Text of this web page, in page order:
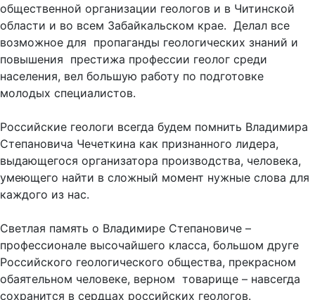
общественной организации геологов и в Читинской
области и во всем Забайкальском крае. Делал все
возможное для пропаганды геологических знаний и
повышения престижа профессии геолог среди
населения, вел большую работу по подготовке
молодых специалистов.
Российские геологи всегда будем помнить Владимира
Степановича Чечеткина как признанного лидера,
выдающегося организатора производства, человека,
умеющего найти в сложный момент нужные слова для
каждого из нас.
Светлая память о Владимире Степановиче –
профессионале высочайшего класса, большом друге
Российского геологического общества, прекрасном
обаятельном человеке, верном товарище – навсегда
сохранится в сердцах российских геологов.